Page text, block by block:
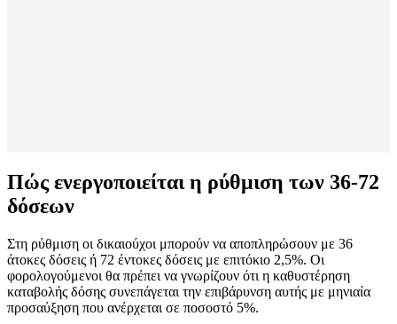
Πώς ενεργοποιείται η ρύθμιση των 36-72
δόσεων
Στη ρύθμιση οι δικαιούχοι μπορούν να αποπληρώσουν με 36
άτοκες δόσεις ή 72 έντοκες δόσεις με επιτόκιο 2,5%. Οι
φορολογούμενοι θα πρέπει να γνωρίζουν ότι η καθυστέρηση
καταβολής δόσης συνεπάγεται την επιβάρυνση αυτής με μηνιαία
προσαύξηση που ανέρχεται σε ποσοστό 5%.